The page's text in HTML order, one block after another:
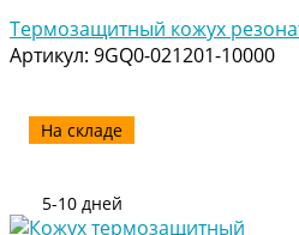
Термозащитный кожух
Артикул: 9GQ0-021201-10000
На складе
5-10 дней